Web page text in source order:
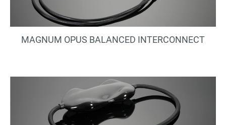
MAGNUM OPUS BALANCED INTERCONNECT